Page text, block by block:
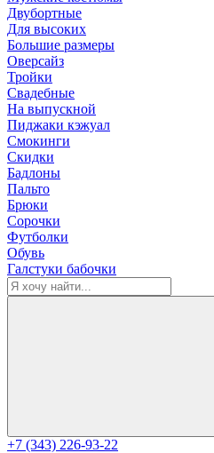
Двубортные
Для высоких
Большие размеры
Оверсайз
Тройки
Свадебные
На выпускной
Пиджаки кэжуал
Смокинги
Скидки
Бадлоны
Пальто
Брюки
Сорочки
Футболки
Обувь
Галстуки бабочки
+7 (343) 226-93-22